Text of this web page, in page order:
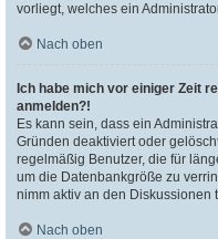
vorliegt, welches ein
Nach oben
Ich habe mich vor einiger Zeit
anmelden?!
Es kann sein, dass ein
Gründen deaktiviert oder
regelmäßig Benutzer, die für
um die Datenbankgröße zu
nimm aktiv an den Diskussionen
Nach oben